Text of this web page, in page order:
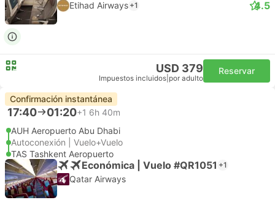
Etihad Airways +1 4.5
USD 379
Impuestos incluidos por adulto
Reservar
Confirmación instantánea
17:40 01:20+1 6h 40m
AUH Aeropuerto Abu Dhabi
Autoconexión | Vuelo+Vuelo
TAS Tashkent Aeropuerto
Económica | Vuelo #QR1051 +1
Qatar Airways